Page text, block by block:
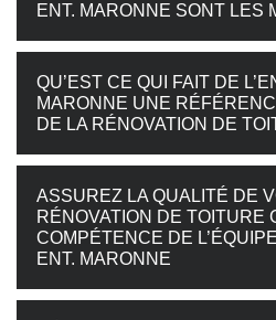
ENT. MARONNE SONT LES
QU’EST CE QUI FAIT DE
MARONNE UNE
DE LA RÉNOVATION DE
ASSUREZ LA QUALITÉ DE
RÉNOVATION DE TOITURE
COMPÉTENCE DE
ENT. MARONNE